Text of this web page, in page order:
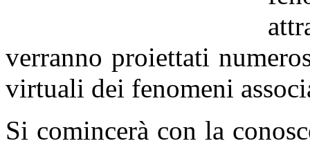
verranno proiettati
virtuali dei fenomeni
Si comincerà con la